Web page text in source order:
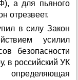
а для пьяного
отрезвеет.
в силу Закон
усилил
безопасности
в российский УК